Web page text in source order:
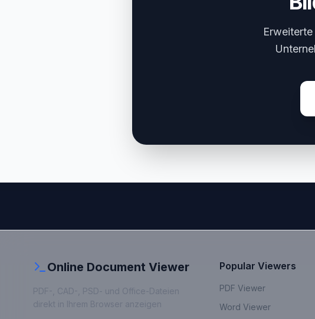
Online Document Viewer
PDF-, CAD-, PSD- und Office-Dateien
direkt in Ihrem Browser anzeigen
Popular Viewers
PDF Viewer
Word Viewer